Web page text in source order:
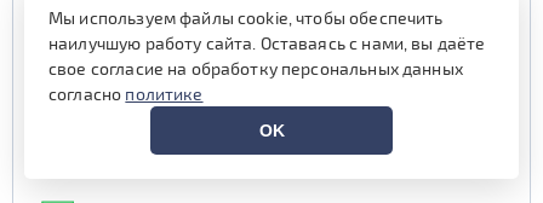
i Цена: 10 050 руб.
при обмене старой АКБ
10 800 руб.
Выгода на обслуживании от
Мы используем файлы cookie, чтобы обеспечить
наилучшую работу сайта. Оставаясь с нами, вы даёте
свое согласие на обработку персональных данных
согласно политике
OK